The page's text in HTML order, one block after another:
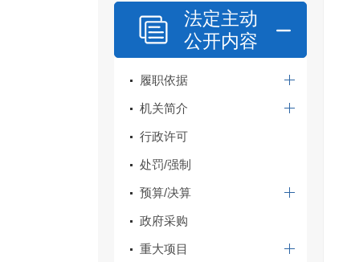
法定主动
公开内容
履职依据
机关简介
行政许可
处罚/强制
预算/决算
政府采购
重大项目